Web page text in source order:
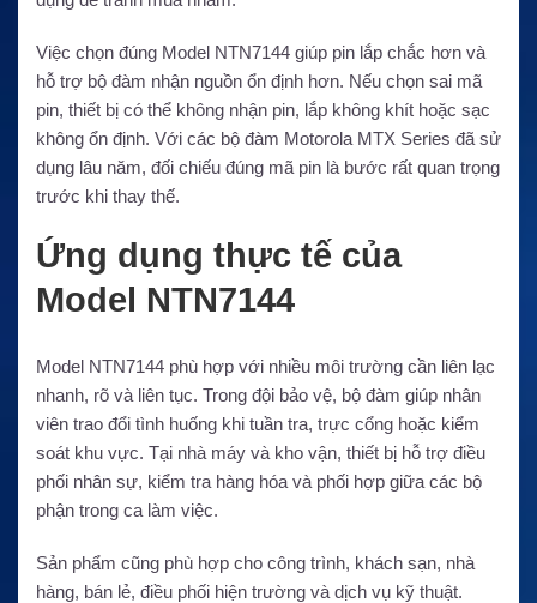
Việc chọn đúng Model NTN7144 giúp pin lắp chắc hơn và
hỗ trợ bộ đàm nhận nguồn ổn định hơn. Nếu chọn sai mã
pin, thiết bị có thể không nhận pin, lắp không khít hoặc sạc
không ổn định. Với các bộ đàm Motorola MTX Series đã sử
dụng lâu năm, đối chiếu đúng mã pin là bước rất quan trọng
trước khi thay thế.
Ứng dụng thực tế của
Model NTN7144
Model NTN7144 phù hợp với nhiều môi trường cần liên lạc
nhanh, rõ và liên tục. Trong đội bảo vệ, bộ đàm giúp nhân
viên trao đổi tình huống khi tuần tra, trực cổng hoặc kiểm
soát khu vực. Tại nhà máy và kho vận, thiết bị hỗ trợ điều
phối nhân sự, kiểm tra hàng hóa và phối hợp giữa các bộ
phận trong ca làm việc.
Sản phẩm cũng phù hợp cho công trình, khách sạn, nhà
hàng, bán lẻ, điều phối hiện trường và dịch vụ kỹ thuật.